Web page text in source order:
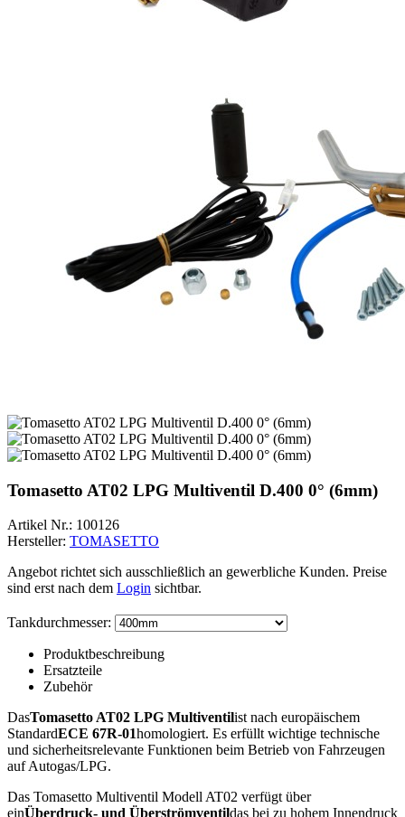
Tomasetto AT02 LPG Multiventil D.400 0° (6mm)
Artikel Nr.: 100126
Hersteller: TOMASETTO
Angebot richtet sich ausschließlich an gewerbliche Kunden. Preise
sind erst nach dem Login sichtbar.
Tankdurchmesser:
Produktbeschreibung
Ersatzteile
Zubehör
DasTomasetto AT02 LPG Multiventilist nach europäischem
StandardECE 67R-01homologiert. Es erfüllt wichtige technische
und sicherheitsrelevante Funktionen beim Betrieb von Fahrzeugen
auf Autogas/LPG.
Das Tomasetto Multiventil Modell AT02 verfügt über
einÜberdruck- und Überströmventildas bei zu hohem Innendruck